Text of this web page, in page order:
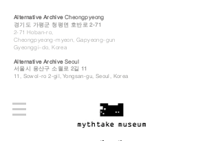
Alternative Archive Cheongpyeong
경기도 가평군 청평면 호반로 2-71
2-71 Hoban-ro,
Cheongpyeong-myeon, Gapyeong-gun
Gyeonggi-do, Korea
Alternative ArchiveSeoul
​서울시 용산구 소월로 2길 11
11, Sowol-ro 2-gil, Yongsan-gu, Seoul, Korea